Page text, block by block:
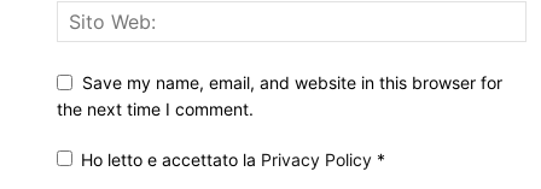
Save my name, email, and website in this browser for
the next time I comment.
Ho letto e accettato la Privacy Policy *